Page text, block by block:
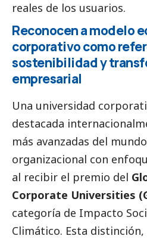
reales de los usuarios.
Reconocen a modelo
corporativo como
sostenibilidad y
empresarial
Una universidad
destacada
más avanzadas del
organizacional con
al recibir el premio del
Corporate Universities
categoría de Impacto
Climático. Esta